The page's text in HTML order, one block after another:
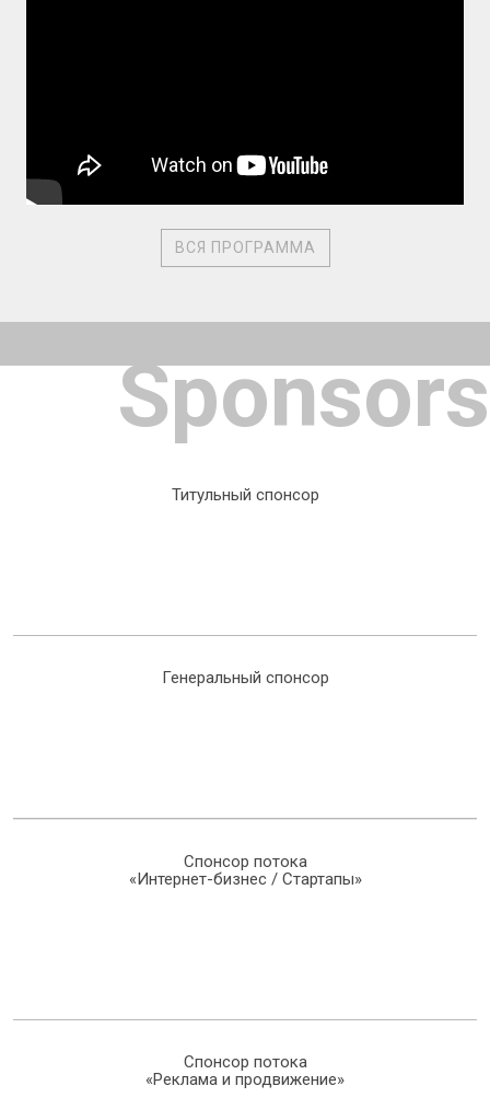
ВСЯ ПРОГРАММА
Sponsors
Титульный спонсор
Генеральный спонсор
Спонсор потока
«Интернет-бизнес / Стартапы»
Спонсор потока
«Реклама и продвижение»